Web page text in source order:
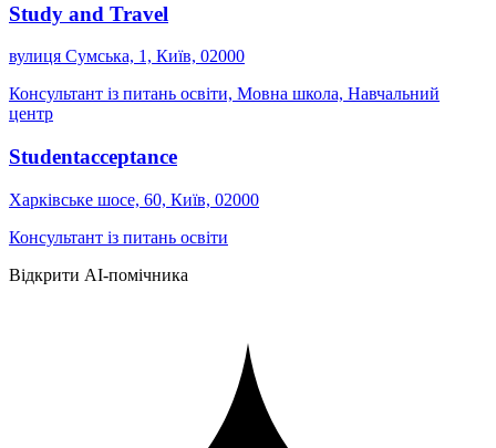
Study and Travel
вулиця Сумська, 1, Київ, 02000
Консультант із питань освіти, Мовна школа, Навчальний
центр
Studentacceptance
Харківське шосе, 60, Київ, 02000
Консультант із питань освіти
Відкрити AI-помічника